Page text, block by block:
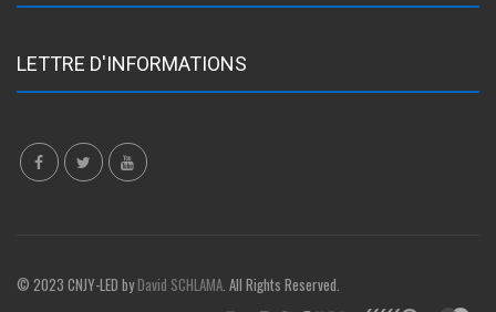
LETTRE D'INFORMATIONS
© 2023 CNJY-LED byDavid SCHLAMA . All Rights Reserved.